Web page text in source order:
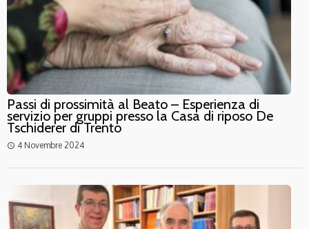
Passi di prossimità al Beato – Esperienza di
servizio per gruppi presso la Casa di riposo De
Tschiderer di Trento
access_time 4 Novembre 2024